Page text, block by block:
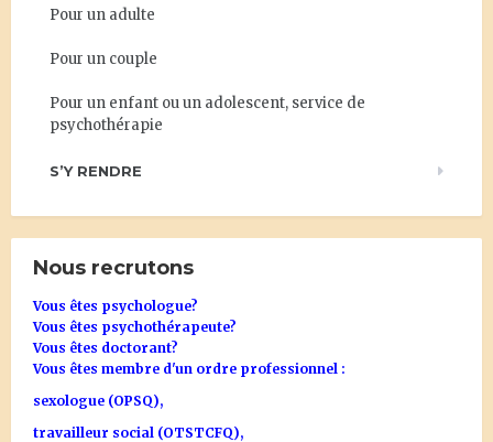
Pour un adulte
Pour un couple
Pour un enfant ou un adolescent, service de
psychothérapie
S’Y RENDRE
Nous recrutons
Vous êtes psychologue?
Vous êtes psychothérapeute?
Vous êtes doctorant?
Vous êtes membre d'un ordre professionnel :
sexologue (OPSQ),
travailleur social (OTSTCFQ),